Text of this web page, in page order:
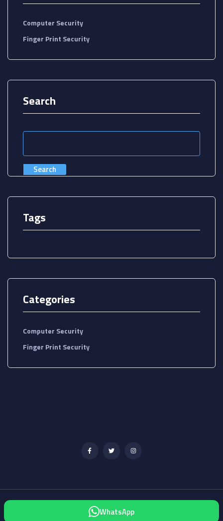
Computer Security
Finger Print Security
Search
Search
Tags
Categories
Computer Security
Finger Print Security
Soter Cia. Ltda. copyright © 2025. All Rights Reserved.
WhatsApp